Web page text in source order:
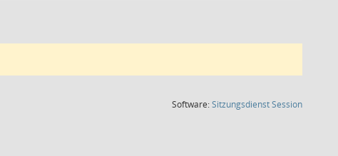
Software:SitzungsdienstSession(Wird in